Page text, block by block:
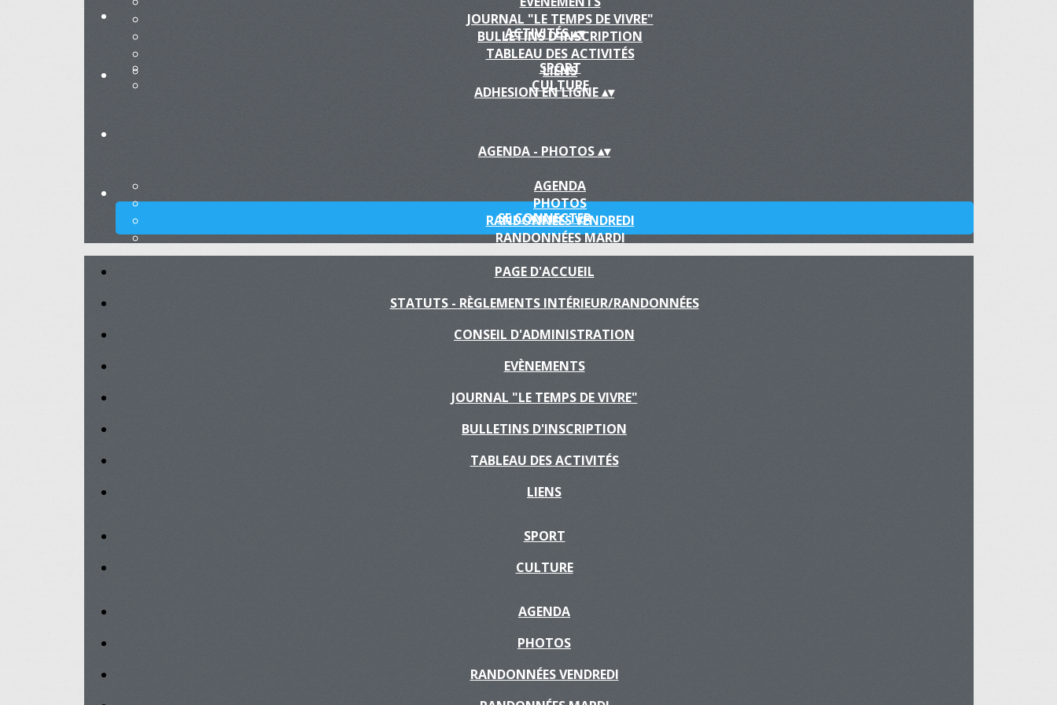
JOURNAL "LE TEMPS DE VIVRE"
BULLETINS D'INSCRIPTION
TABLEAU DES ACTIVITÉS
LIENS
ACTIVITÉS▴▾
SPORT
CULTURE
ADHESION EN LIGNE▴▾
AGENDA - PHOTOS▴▾
AGENDA
PHOTOS
RANDONNÉES VENDREDI
RANDONNÉES MARDI
SE CONNECTER
PAGE D'ACCUEIL
STATUTS - RÈGLEMENTS INTÉRIEUR/RANDONNÉES
CONSEIL D'ADMINISTRATION
EVÈNEMENTS
JOURNAL "LE TEMPS DE VIVRE"
BULLETINS D'INSCRIPTION
TABLEAU DES ACTIVITÉS
LIENS
SPORT
CULTURE
AGENDA
PHOTOS
RANDONNÉES VENDREDI